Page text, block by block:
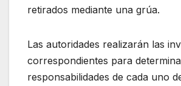
retirados mediante una grúa.
Las autoridades realizarán las
correspondientes para
responsabilidades de cada uno